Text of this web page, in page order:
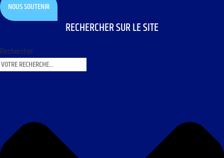
NOUS SOUTENIR
RECHERCHER SUR LE SITE
Rechercher